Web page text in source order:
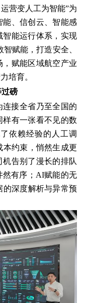
营变人工为智能”为
能、信创云、智能感
智能运行体系，实现
赋能，打造安全、
赋能区域航空产业
培育。
磅
接全省乃至全国的
有一张看不见的数
依赖经验的人工调
约束，悄然生成更
告别了漫长的排队
然有序；AI赋能的无
深度解析与异常预